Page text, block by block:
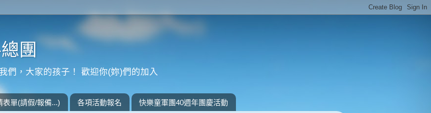
團
們，大家的孩子！ 歡迎你(妳)們的加入
表單(請假/報備...) 各項活動報名 快樂童軍團40週年團慶活動